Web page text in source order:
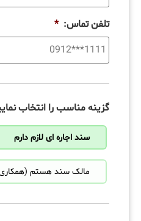
تلفن تماس: *
گزینه مناسب را انتخاب
سند اجاره ای لازم دارم
مالک سند هستم